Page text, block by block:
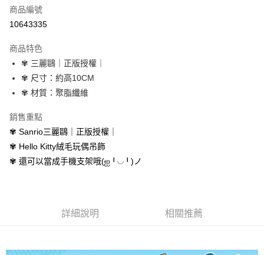
超商取貨付款
Apple Pay
街口支付
AFTEE先享後付
【關於「AFTEE先享後付」】
AFTEE先享後付是「在收到商品之後才付款」的支付方式。 讓您購物簡單
３．安心：先確認商品／服務後，再付款。
結帳頁面，進行簡訊認證並確認金額後，即可完成結帳。
ATM付款
付款後全家取貨
商品編號
10643335
商品特色
✾ 三麗鷗｜正版授權｜
✾ 尺寸：約高10CM
✾ 材質：聚脂纖維
銷售重點
✾ Sanrio三麗鷗｜正版授權｜
✾ Hello Kitty絨毛玩偶吊飾
✾ 還可以當成手機支架哦(ஐ╹◡╹)ノ
詳細說明 相關推薦